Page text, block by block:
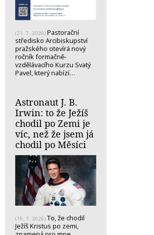
(21. 7. 2026) Pastorační
středisko Arcibiskupství
pražského otevírá nový
ročník formačně-
vzdělávacího Kurzu Svatý
Pavel, který nabízí…
Astronaut J. B.
Irwin: to že Ježíš
chodil po Zemi je
víc, než že jsem já
chodil po Měsíci
(19. 7. 2026) To, že chodil
Ježíš Kristus po zemi,